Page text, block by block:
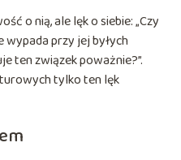
o nią, ale lęk o siebie: „Czy
wypada przy jej byłych
ten związek poważnie?”.
tylko ten lęk